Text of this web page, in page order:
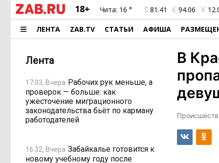
18+ Чита: 16 ° 81.41 94.06
ЛЕНТА ZAB.TV СТАТЬИ АФИША
Лента
17:03, Вчера Рабочих рук меньше, а
проверок — больше: как
ужесточение миграционного
законодательства бьёт по карману
работодателей
16:32, Вчера Забайкалье готовится к
новому учебному году после
В